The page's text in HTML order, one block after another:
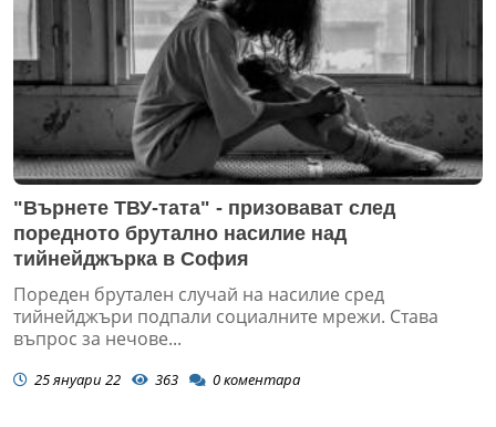
"Върнете ТВУ-тата" - призовават след
поредното брутално насилие над
тийнейджърка в София
Пореден брутален случай на насилие сред
тийнейджъри подпали социалните мрежи. Става
въпрос за нечове...
25 януари 22 363 0коментара